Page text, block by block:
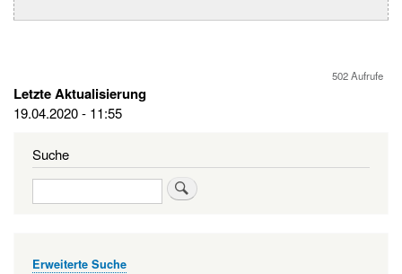
502 Aufrufe
Letzte Aktualisierung
19.04.2020 - 11:55
Suche
Suche
Erweiterte Suche